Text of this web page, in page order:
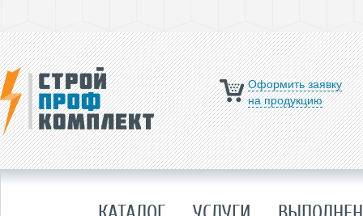
Оформить заявку
на продукцию